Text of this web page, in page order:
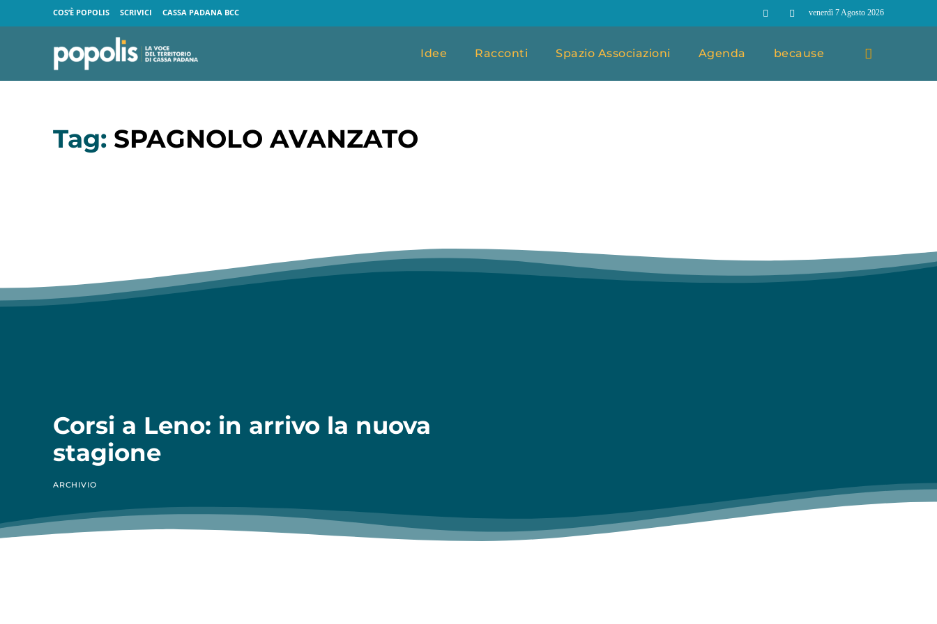
COS’È POPOLIS SCRIVICI CASSA PADANA BCC venerdì 7 Agosto 2026
Idee Racconti Spazio Associazioni Agenda because
Tag: SPAGNOLO AVANZATO
Corsi a Leno: in arrivo la nuova
stagione
ARCHIVIO